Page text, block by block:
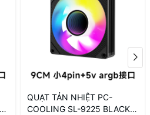
QUẠT TẢN NHIỆT PC-
COOLING SL-9225 BLACK